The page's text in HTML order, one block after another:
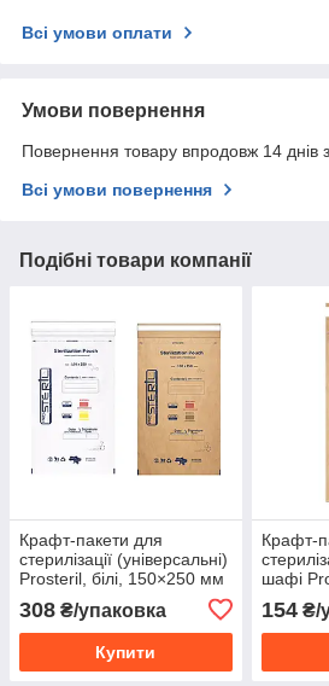
Всі умови оплати
Умови повернення
Повернення товару впродовж 14 днів
Всі умови повернення
Подібні товари компанії
Крафт-пакети для
стерилізації (універсальні)
Prosteril, білі, 150×250 мм
308 ₴/упаковка
Купити
Крафт-
шафі
154₴/